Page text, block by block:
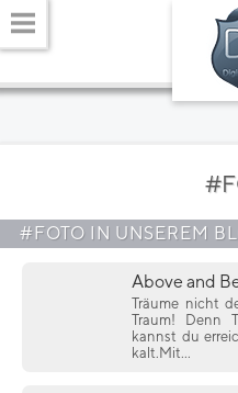
#FOTO IN UNSEREM
Above and
Träume nicht
Traum! Denn
kannst du
kalt.Mit...